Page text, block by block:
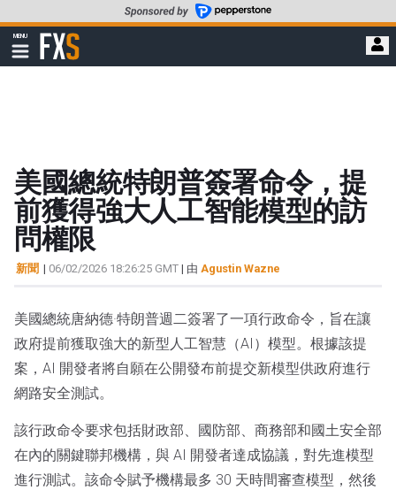
至
要
MENU
顯
示
FXStreet
美國總統特朗普簽署命令，提
前獲得強大人工智能模型的訪
問權限
新聞 | 06/02/2026 18:26:25 GMT | 由 Agustin Wazne
美國總統唐納德·特朗普週二簽署了一項行政命令，旨在讓
政府提前獲取強大的新型人工智慧（AI）模型。根據該提
案，AI 開發者將自願在公開發布前提交新模型供政府進行
網路安全測試。
該行政命令要求包括財政部、國防部、商務部和國土安全部
在內的關鍵聯邦機構，與 AI 開發者達成協議，對先進模型
進行測試。該命令賦予機構最多 30 天時間審查模型，然後